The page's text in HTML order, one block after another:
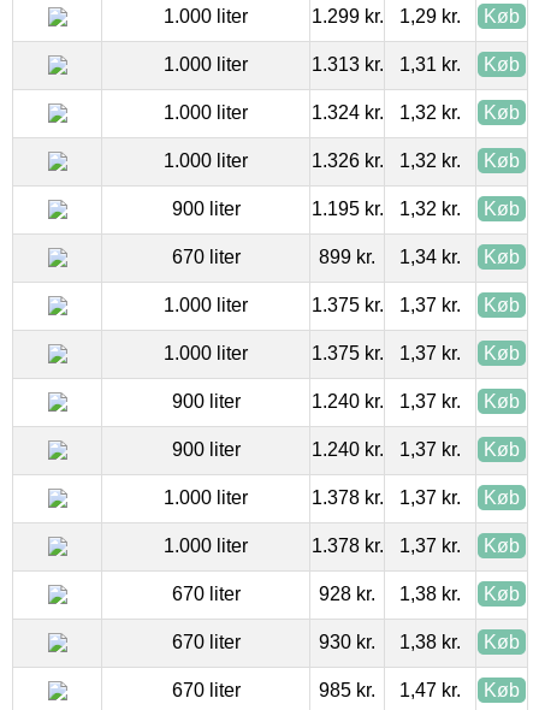
1.000 liter 1.299 kr. 1,29 kr. Køb
1.000 liter 1.313 kr. 1,31 kr. Køb
1.000 liter 1.324 kr. 1,32 kr. Køb
1.000 liter 1.326 kr. 1,32 kr. Køb
900 liter 1.195 kr. 1,32 kr. Køb
670 liter 899 kr. 1,34 kr. Køb
1.000 liter 1.375 kr. 1,37 kr. Køb
1.000 liter 1.375 kr. 1,37 kr. Køb
900 liter 1.240 kr. 1,37 kr. Køb
900 liter 1.240 kr. 1,37 kr. Køb
1.000 liter 1.378 kr. 1,37 kr. Køb
1.000 liter 1.378 kr. 1,37 kr. Køb
670 liter 928 kr. 1,38 kr. Køb
670 liter 930 kr. 1,38 kr. Køb
670 liter 985 kr. 1,47 kr. Køb